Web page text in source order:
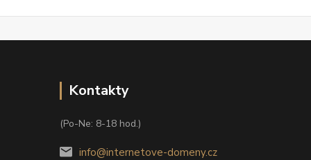
Kontakty
(Po-Ne: 8-18 hod.)
info@internetove-domeny.cz